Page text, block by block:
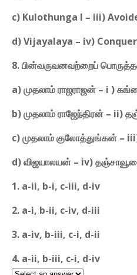
c) Kulothunga I – iii)
d) Vijayalaya – iv)
8. பின்வருவனவற்றைப்
a) முதலாம் ராஜராஜன் – i )
b) முதலாம் ராஜேந்திரன் – ii)
c) முதலாம் குலோத்துங்கன் –
d) விஜயாலயன் – iv)
1. a-ii, b-i, c-iii, d-iv
2. a-i, b-ii, c-iv, d-iii
3. a-iv, b-iii, c-i, d-ii
4. a-ii, b-iii, c-i, d-iv